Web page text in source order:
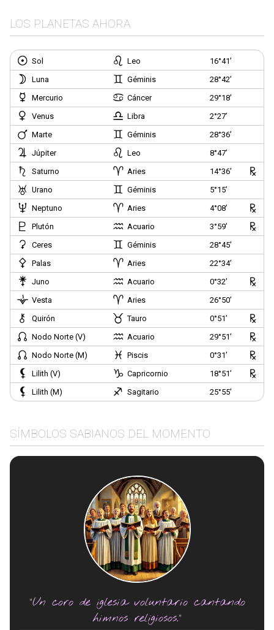
LOS PLANETAS AHORA
Sol Leo
16°41’
Luna
Géminis
28°42’
Mercurio
Cáncer
29°18’
Venus
Libra
2°27’
Marte
Géminis
28°36’
Júpiter
Leo
8°47’
Saturno
Aries
14°36’
Urano
Géminis
5°15’
Neptuno
Aries
4°08’
Plutón
Acuario
3°59’
Ceres
Géminis
28°45’
Palas
Aries
22°34’
Juno
Acuario
0°32’
Vesta
Aries
26°50’
Quirón
Tauro
0°51’
Nodo Norte (V)
Acuario
29°51’
Nodo Norte (M)
Piscis
0°31’
Lilith (V)
Capricornio
18°51’
Lilith (M)
Sagitario 25°55’
SÍMBOLOS SABIANOS DEL MOMENTO
"Un coro de iglesia voluntario cantando
himnos religiosos."